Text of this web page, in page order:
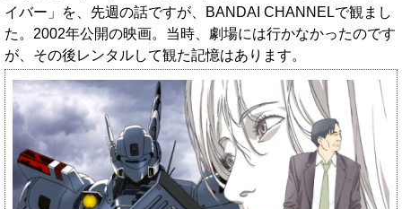
イバー」を、先週の話ですが、BANDAI CHANNELで観まし
た。2002年公開の映画。当時、劇場には行かなかったのです
が、その後レンタルして観た記憶はあります。